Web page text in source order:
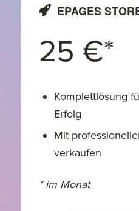
EPAGES
25 €*
Komplettlösung
Erfolg
Mit
verkaufen
* im Monat